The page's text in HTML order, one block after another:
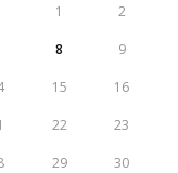
1 2
8 9
15 16
22 23
29 30